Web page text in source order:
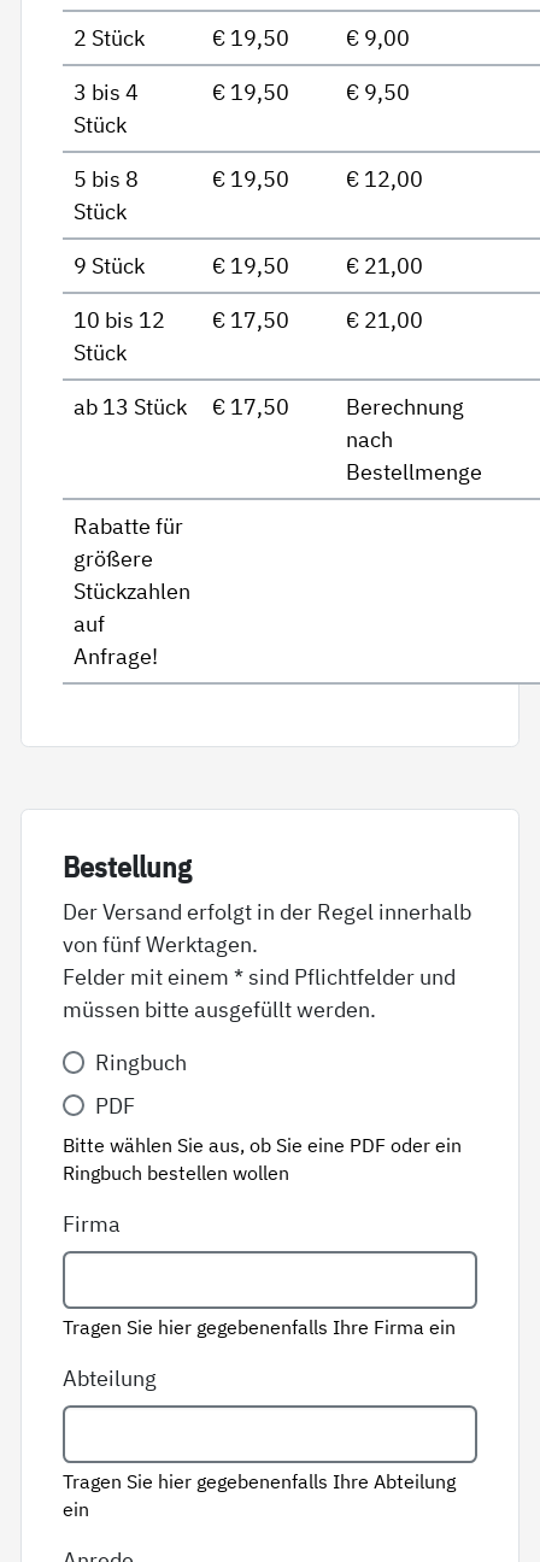
2 Stück
€ 19,50
€ 9,00
3 bis 4
Stück
€ 19,50 € 9,50
5 bis 8
Stück
€ 19,50 € 12,00
9 Stück € 19,50
€ 21,00
10 bis 12
Stück
€ 17,50 € 21,00
ab 13 Stück € 17,50
Berechnung
nach
Bestellmenge
Rabatte für
größere
Stückzahlen
auf
Anfrage!
Be­stel­lung
Der Versand erfolgt in der Regel innerhalb
von fünf Werktagen.
Felder mit einem * sind Pflichtfelder und
müssen bitte ausgefüllt werden.
Variante*
Ringbuch
PDF
Bitte wählen Sie aus, ob Sie eine PDF oder ein
Ringbuch bestellen wollen
Firma
Tragen Sie hier gegebenenfalls Ihre Firma ein
Abteilung
Tragen Sie hier gegebenenfalls Ihre Abteilung
ein